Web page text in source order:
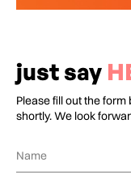
just say
Please fill out the
shortly. We look